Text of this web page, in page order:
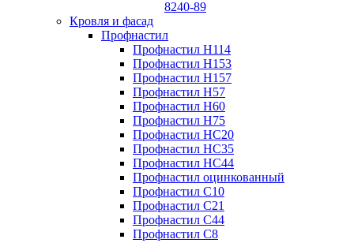
8240-89
Кровля и фасад
Профнастил
Профнастил Н114
Профнастил Н153
Профнастил Н157
Профнастил Н57
Профнастил Н60
Профнастил Н75
Профнастил НС20
Профнастил НС35
Профнастил НС44
Профнастил оцинкованный
Профнастил С10
Профнастил С21
Профнастил С44
Профнастил С8